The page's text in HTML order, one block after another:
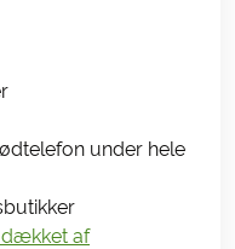
under hele
dækket af